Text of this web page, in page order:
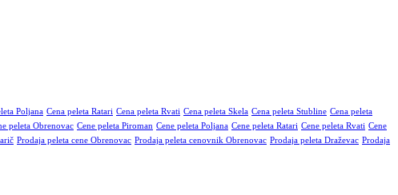
Poljana Cena peleta Ratari Cena peleta Rvati Cena peleta Skela Cena peleta Stubline Cena peleta
peleta Obrenovac Cene peleta Piroman Cene peleta Poljana Cene peleta Ratari Cene peleta Rvati Cene
Prodaja peleta cene Obrenovac Prodaja peleta cenovnik Obrenovac Prodaja peleta Draževac Prodaja